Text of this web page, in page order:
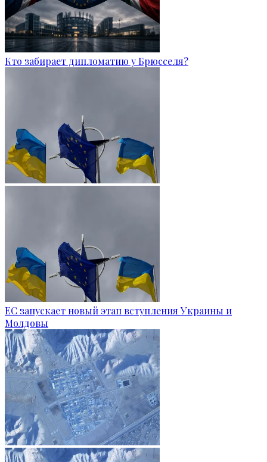
Кто забирает дипломатию у Брюсселя?
ЕС запускает новый этап вступления Украины и
Молдовы